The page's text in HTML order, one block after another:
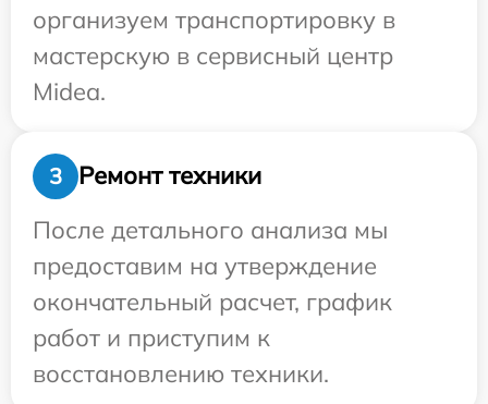
организуем транспортировку в
мастерскую в сервисный центр
Midea.
3
Ремонт техники
После детального анализа мы
предоставим на утверждение
окончательный расчет, график
работ и приступим к
восстановлению техники.